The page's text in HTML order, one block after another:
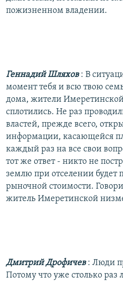
пожизненном владении.
Геннадий Шляхов : В
момент тебя и всю твою
дома, жители
сплотились. Не раз
властей, прежде всего,
информации, касающейся
каждый раз на все свои
тот же ответ - никто не
землю при отселении будет
рыночной стоимости.
житель Имеретинской
Дмитрий Дрофичев : Люди
Потому что уже столько